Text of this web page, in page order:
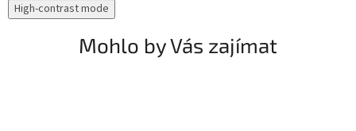
High-contrast mode
Mohlo by Vás zajímat